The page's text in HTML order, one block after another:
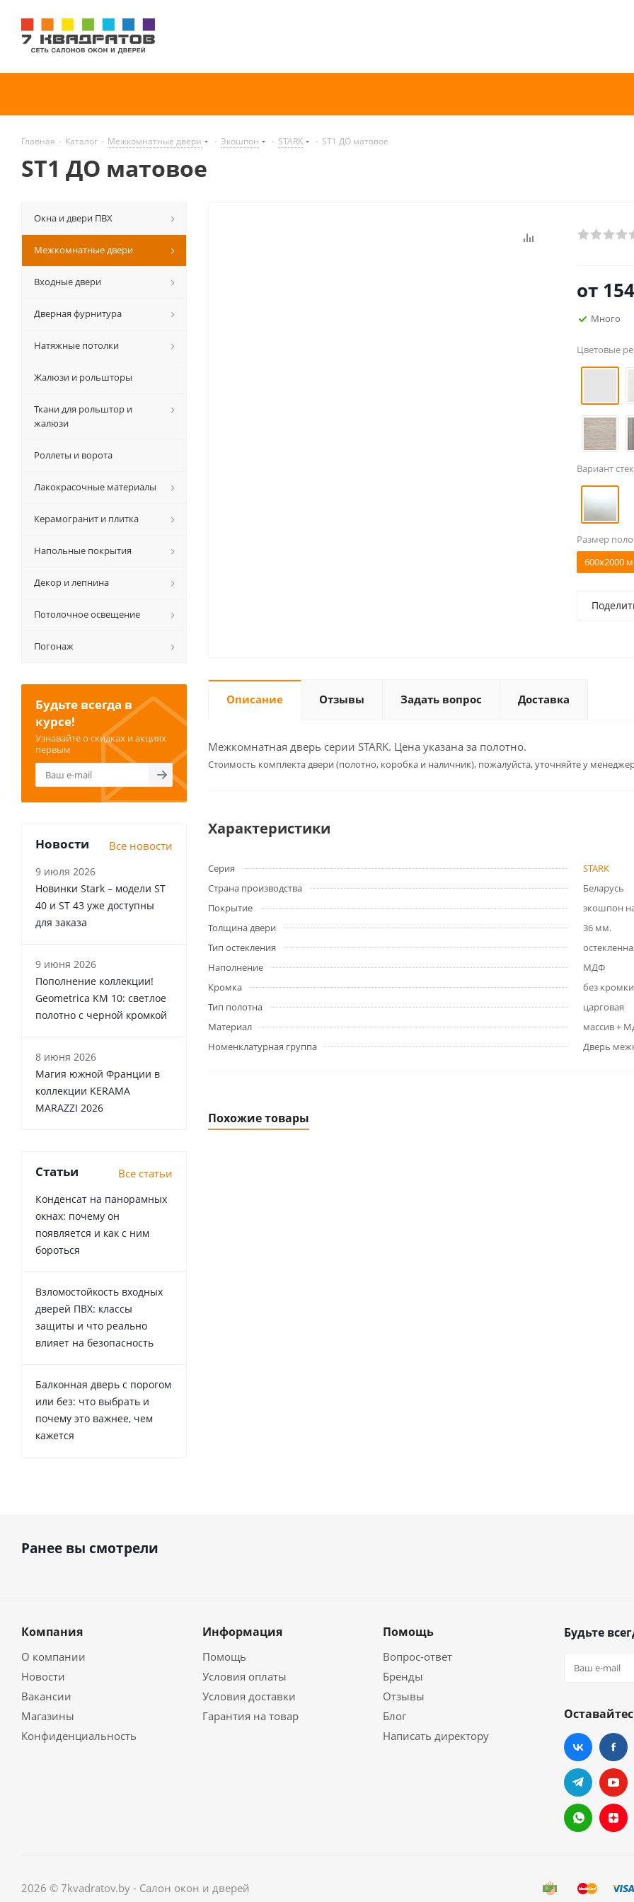
Главная - Каталог - Межкомнатные двери - Экошпон - STARK - ST1 ДО матовое
ST1 ДО матовое
от
Много
Цветовые
Вариант
Размер
600x2000
Описание Отзывы Задать вопрос Доставка
Межкомнатная дверь серии STARK. Цена указана за полотно.
Cтоимость комплекта двери (полотно, коробка и наличник), пожалуйста, уточняйте у
Характеристики
Серия
STARK
Страна производства
Беларусь
Покрытие
экошпон
Толщина двери
36 мм.
Тип остекления
Наполнение
МДФ
Кромка
без кромки
Тип полотна
царговая
Материал
массив +
Номенклатурная группа
Дверь
Похожие товары
Окна и двери ПВХ
Межкомнатные двери
Входные двери
Дверная фурнитура
Натяжные потолки
Жалюзи и рольшторы
Ткани для рольштор и
жалюзи
Роллеты и ворота
Лакокрасочные материалы
Керамогранит и плитка
Напольные покрытия
Декор и лепнина
Потолочное освещение
Погонаж
Будьте всегда в
курсе!
Узнавайте о скидках и акциях
первым
Новости Все новости
9 июля 2026
Новинки Stark – модели ST
40 и ST 43 уже доступны
для заказа
9 июня 2026
Пополнение коллекции!
Geometrica KM 10: светлое
полотно с черной кромкой
8 июня 2026
Магия южной Франции в
коллекции KERAMA
MARAZZI 2026
Статьи Все статьи
Конденсат на панорамных
окнах: почему он
появляется и как с ним
бороться
Взломостойкость входных
дверей ПВХ: классы
защиты и что реально
влияет на безопасность
Балконная дверь с порогом
или без: что выбрать и
почему это важнее, чем
кажется
Ранее вы смотрели
Компания
О компании
Новости
Вакансии
Магазины
Конфиденциальность
Информация
Помощь
Условия оплаты
Условия доставки
Гарантия на товар
Помощь
Вопрос-ответ
Бренды
Отзывы
Блог
Написать директору
Будьте
2026 © 7kvadratov.by - Салон окон и дверей